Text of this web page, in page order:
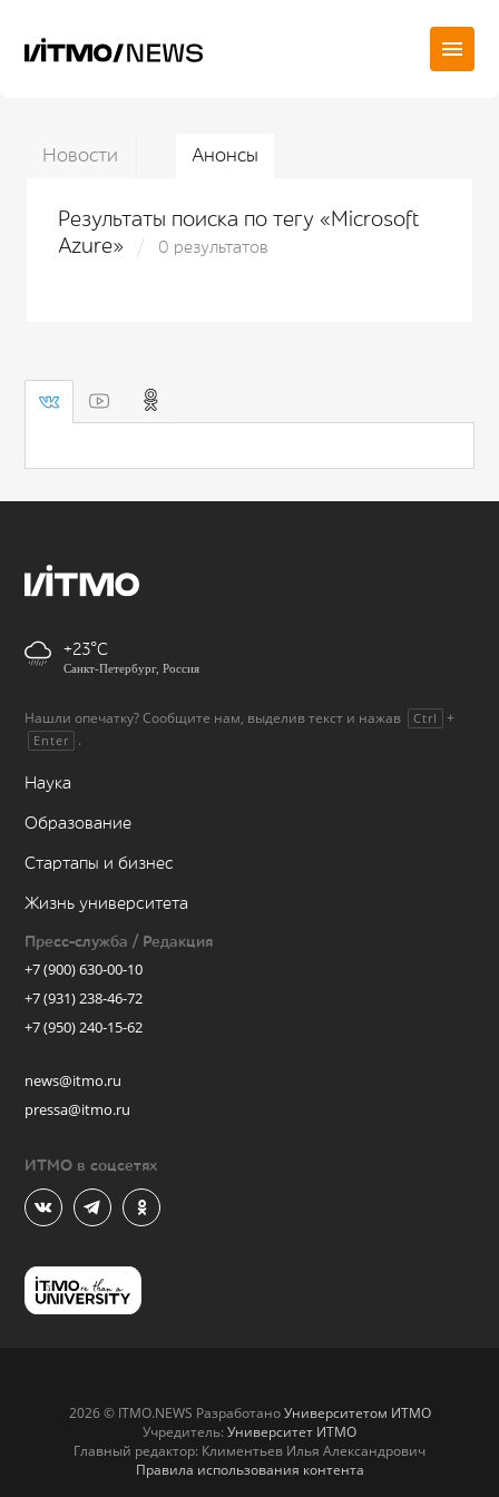
Новости Анонсы
Результаты поиска по тегу «Microsoft
Azure»
0 результатов
+23
Санкт-Петербург, Россия
Нашли опечатку? Сообщите нам, выделив текст и нажав Ctrl +
Enter .
Наука
Образование
Стартапы и бизнес
Жизнь университета
Пресс-служба / Редакция
+7 (900) 630-00-10
+7 (931) 238-46-72
+7 (950) 240-15-62
news@itmo.ru
pressa@itmo.ru
ИТМО в соцсетях
2026 © ITMO.NEWS РазработаноУниверситетом ИТМО
Учредитель: Университет ИТМО
Главный редактор: Климентьев Илья Александрович
Правила использования контента